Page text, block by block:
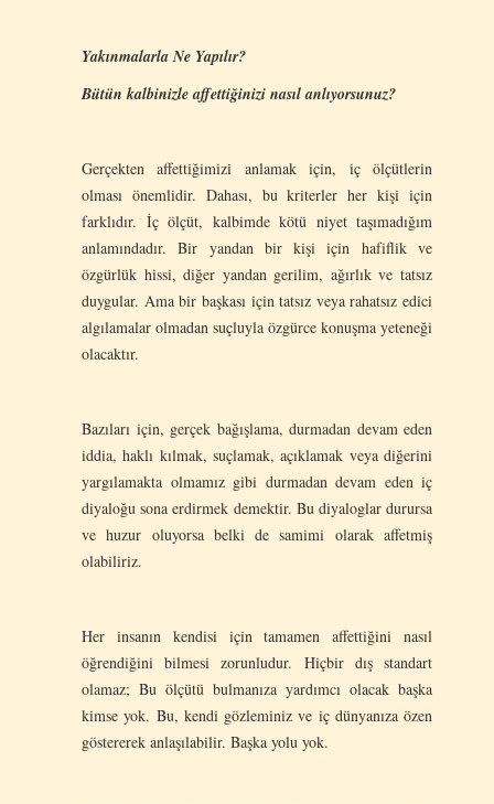
Yakınmalarla Ne Yapılır?
Bütün kalbinizle affettiğinizi nasıl anlıyorsunuz?
Gerçekten affettiğimizi anlamak için, iç ölçütlerin
olması önemlidir. Dahası, bu kriterler her kişi için
farklıdır. İç ölçüt, kalbimde kötü niyet taşımadığım
anlamındadır. Bir yandan bir kişi için hafiflik ve
özgürlük hissi, diğer yandan gerilim, ağırlık ve tatsız
duygular. Ama bir başkası için tatsız veya rahatsız edici
algılamalar olmadan suçluyla özgürce konuşma yeteneği
olacaktır.
Bazıları için, gerçek bağışlama, durmadan devam eden
iddia, haklı kılmak, suçlamak, açıklamak veya diğerini
yargılamakta olmamız gibi durmadan devam eden iç
diyaloğu sona erdirmek demektir. Bu diyaloglar durursa
ve huzur oluyorsa belki de samimi olarak affetmiş
olabiliriz.
Her insanın kendisi için tamamen affettiğini nasıl
öğrendiğini bilmesi zorunludur. Hiçbir dış standart
olamaz; Bu ölçütü bulmanıza yardımcı olacak başka
kimse yok. Bu, kendi gözleminiz ve iç dünyanıza özen
göstererek anlaşılabilir. Başka yolu yok.